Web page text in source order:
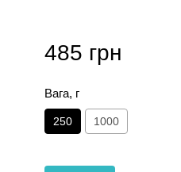
485 грн
Вага, г
250 1000